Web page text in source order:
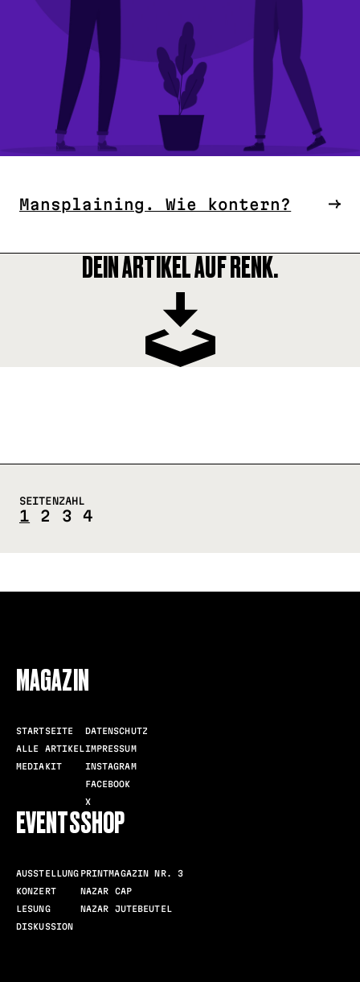
Mansplaining. Wie kontern?
DEIN ARTIKEL AUF RENK.
SEITENZAHL
1 2 3 4
MAGAZIN
STARTSEITE
ALLE ARTIKEL
MEDIAKIT
DATENSCHUTZ
IMPRESSUM
INSTAGRAM
FACEBOOK
X
EVENTS
AUSSTELLUNG
KONZERT
LESUNG
DISKUSSION
SHOP
PRINTMAGAZIN NR. 3
NAZAR CAP
NAZAR JUTEBEUTEL